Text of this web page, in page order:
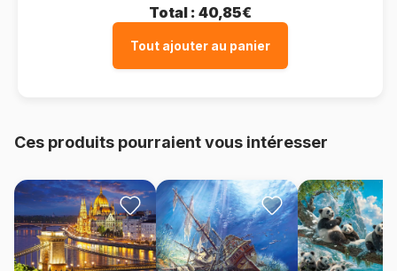
Total : 40,85€
Tout ajouter au panier
Ces produits pourraient vous intéresser